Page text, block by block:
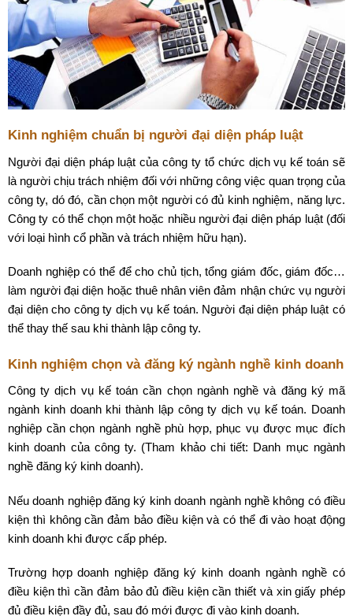
Kinh nghiệm chuẩn bị người đại diện pháp luật
Người đại diện pháp luật của công ty tổ chức dịch vụ kế toán sẽ
là người chịu trách nhiệm đối với những công việc quan trọng của
công ty, dó đó, cần chọn một người có đủ kinh nghiệm, năng lực.
Công ty có thể chọn một hoặc nhiều người đại diện pháp luật (đối
với loại hình cổ phần và trách nhiệm hữu hạn).
Doanh nghiệp có thể để cho chủ tịch, tổng giám đốc, giám đốc…
làm người đại diện hoặc thuê nhân viên đảm nhận chức vụ người
đại diện cho công ty dịch vụ kế toán. Người đại diện pháp luật có
thể thay thế sau khi thành lập công ty.
Kinh nghiệm chọn và đăng ký ngành nghề kinh doanh
Công ty dịch vụ kế toán cần chọn ngành nghề và đăng ký mã
ngành kinh doanh khi thành lập công ty dịch vụ kế toán. Doanh
nghiệp cần chọn ngành nghề phù hợp, phục vụ được mục đích
kinh doanh của công ty. (Tham khảo chi tiết: Danh mục ngành
nghề đăng ký kinh doanh).
Nếu doanh nghiệp đăng ký kinh doanh ngành nghề không có điều
kiện thì không cần đảm bảo điều kiện và có thể đi vào hoạt động
kinh doanh khi được cấp phép.
Trường hợp doanh nghiệp đăng ký kinh doanh ngành nghề có
điều kiện thì cần đảm bảo đủ điều kiện cần thiết và xin giấy phép
đủ điều kiện đầy đủ, sau đó mới được đi vào kinh doanh.